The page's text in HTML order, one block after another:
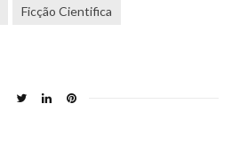
Ficção Cientifica